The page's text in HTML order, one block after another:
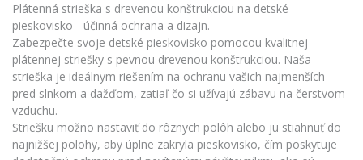
Plátenná strieška s drevenou konštrukciou na detské
pieskovisko - účinná ochrana a dizajn.
Zabezpečte svoje detské pieskovisko pomocou kvalitnej
plátennej striešky s pevnou drevenou konštrukciou. Naša
strieška je ideálnym riešením na ochranu vašich najmenších
pred slnkom a dažďom, zatiaľ čo si užívajú zábavu na čerstvom
vzduchu.
Striešku možno nastaviť do rôznych polôh alebo ju stiahnuť do
najnižšej polohy, aby úplne zakryla pieskovisko, čím poskytuje